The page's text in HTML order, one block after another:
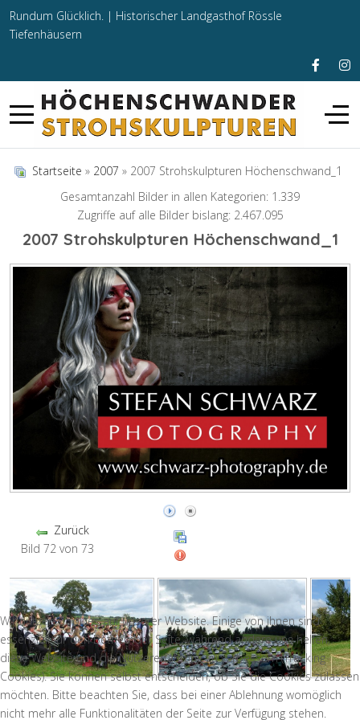
Rundum Glücklich. | Historischer Landgasthof Rössle
Tiefenhäusern
Startseite » 2007 » 2007 Strohskulpturen Höchenschwand_1
Gesamtanzahl Bilder in allen Kategorien: 1.339
Zugriffe auf alle Bilder bislang: 2.467.095
2007 Strohskulpturen Höchenschwand_1
Zurück
Bild 72 von 73
Wir nutzen Cookies auf unserer Website. Einige von ihnen sind
essenziell für den Betrieb der Seite, während andere uns helfen,
diese Website und die Nutzererfahrung zu verbessern (Tracking
Cookies). Sie können selbst entscheiden, ob Sie die Cookies zulassen
möchten. Bitte beachten Sie, dass bei einer Ablehnung womöglich
nicht mehr alle Funktionalitäten der Seite zur Verfügung stehen.